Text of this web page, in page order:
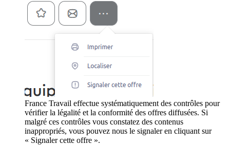
France Travail effectue systématiquement des contrôles pour
vérifier la légalité et la conformité des offres diffusées. Si
malgré ces contrôles vous constatez des contenus
inappropriés, vous pouvez nous le signaler en cliquant sur
« Signaler cette offre ».